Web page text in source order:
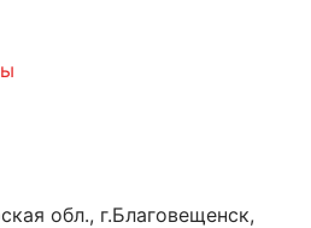
обл., г.Благовещенск,